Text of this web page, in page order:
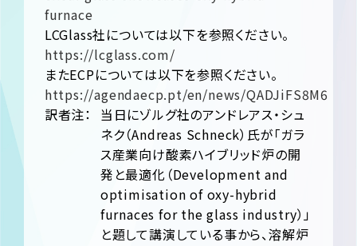
furnace
LCGlass社については以下を参照ください。
https://lcglass.com/
またECPについては以下を参照ください。
https://agendaecp.pt/en/news/QADJiFS8M6
訳者注：
当日にゾルグ社のアンドレアス・シュ
ネク（Andreas Schneck）氏が「ガラ
ス産業向け酸素ハイブリッド炉の開
発と最適化（Development and
optimisation of oxy-hybrid
furnaces for the glass industry）」
と題して講演している事から、溶解炉